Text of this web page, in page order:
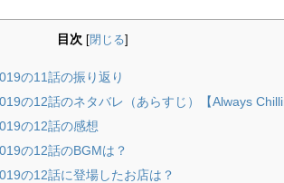
目次 閉じる
の11話の振り返り
の12話のネタバレ（あらすじ）【Always
の12話の感想
の12話のBGMは？
の12話に登場したお店は？